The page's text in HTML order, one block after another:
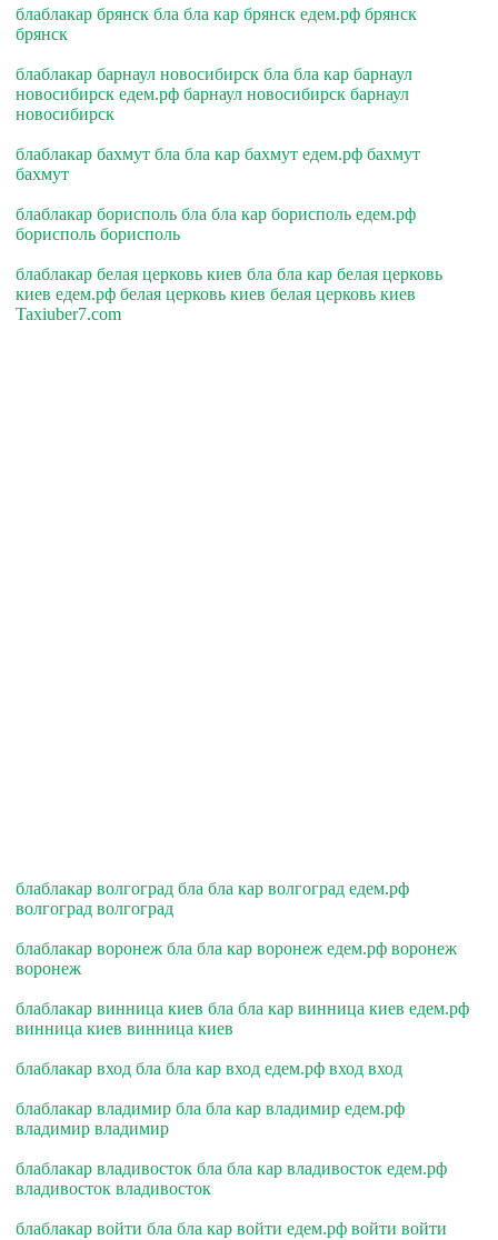
блаблакар брянск бла бла кар брянск едем.рф брянск
брянск
блаблакар барнаул новосибирск бла бла кар барнаул
новосибирск едем.рф барнаул новосибирск барнаул
новосибирск
блаблакар бахмут бла бла кар бахмут едем.рф бахмут
бахмут
блаблакар борисполь бла бла кар борисполь едем.рф
борисполь борисполь
блаблакар белая церковь киев бла бла кар белая церковь
киев едем.рф белая церковь киев белая церковь киев
Taxiuber7.com
блаблакар волгоград бла бла кар волгоград едем.рф
волгоград волгоград
блаблакар воронеж бла бла кар воронеж едем.рф воронеж
воронеж
блаблакар винница киев бла бла кар винница киев едем.рф
винница киев винница киев
блаблакар вход бла бла кар вход едем.рф вход вход
блаблакар владимир бла бла кар владимир едем.рф
владимир владимир
блаблакар владивосток бла бла кар владивосток едем.рф
владивосток владивосток
блаблакар войти бла бла кар войти едем.рф войти войти